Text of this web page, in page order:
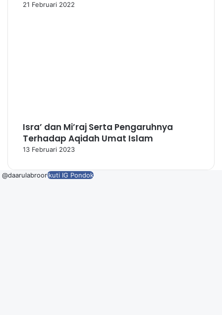
21 Februari 2022
Isra’ dan Mi’raj Serta Pengaruhnya
Terhadap Aqidah Umat Islam
13 Februari 2023
@daarulabroorIkuti IG Pondok